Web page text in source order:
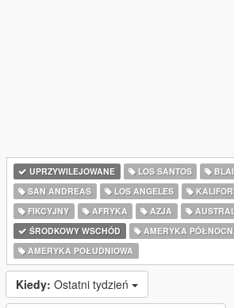
UPRZYWILEJOWANE LOS SANTOS
SAN ANDREAS
LOS ANGELES
FIKCYJNY
AFRYKA AZJA
ŚRODKOWY WSCHÓD
AMERYKA
AMERYKA POŁUDNIOWA
Kiedy: Ostatni tydzień